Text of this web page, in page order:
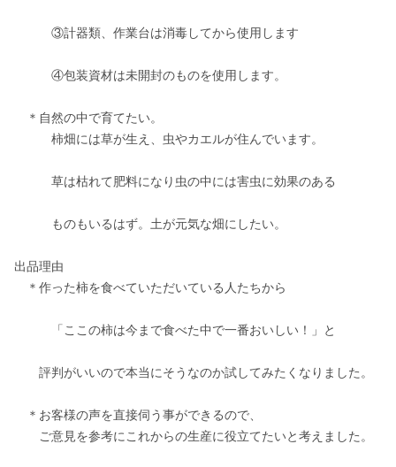
③計器類、作業台は消毒してから使用します
④包装資材は未開封のものを使用します。
＊自然の中で育てたい。
柿畑には草が生え、虫やカエルが住んでいます。
草は枯れて肥料になり虫の中には害虫に効果のある
ものもいるはず。土が元気な畑にしたい。
出品理由
＊作った柿を食べていただいている人たちから
「ここの柿は今まで食べた中で一番おいしい！」と
評判がいいので本当にそうなのか試してみたくなりました。
＊お客様の声を直接伺う事ができるので、
ご意見を参考にこれからの生産に役立てたいと考えました。